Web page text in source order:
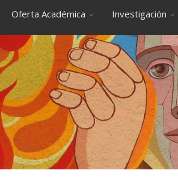
Oferta Académica Investigación